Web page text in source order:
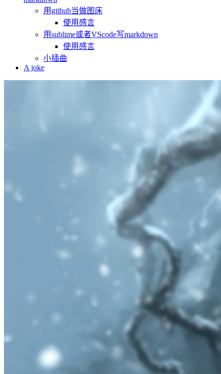
用github当做图床
使用感言
用sublime或者VScode写markdown
使用感言
小插曲
A joke